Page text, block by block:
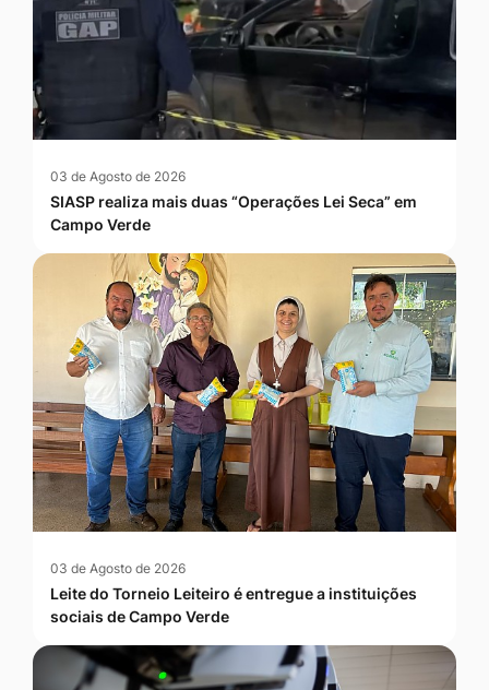
03 de Agosto de 2026
SIASP realiza mais duas “Operações Lei Seca” em
Campo Verde
03 de Agosto de 2026
Leite do Torneio Leiteiro é entregue a instituições
sociais de Campo Verde